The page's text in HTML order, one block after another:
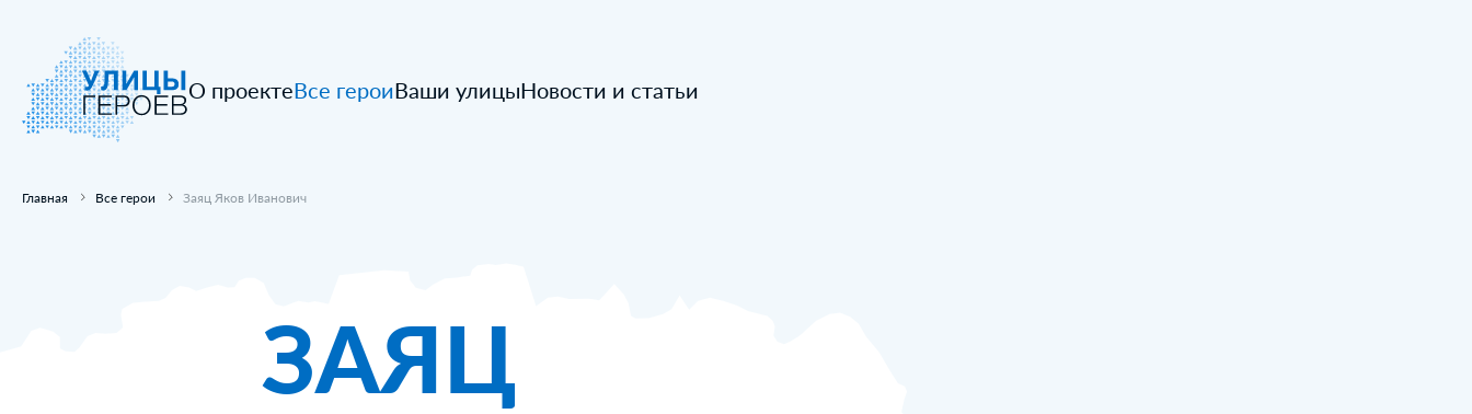
О проектеВсе героиВаши улицыНовости и статьи
Главная Все герои Заяц Яков Иванович
ЗАЯЦ